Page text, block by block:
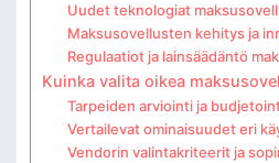
Uudet teknologiat
Maksusovellusten kehitys ja
Regulaatiot ja lainsäädäntö
Kuinka valita oikea
Tarpeiden arviointi ja
Vertailevat ominaisuudet eri
Vendorin valintakriteerit ja